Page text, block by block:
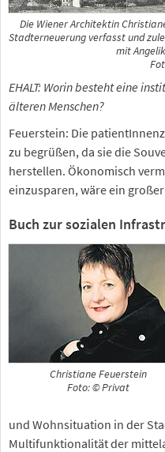
Die Wiener Architektin
Stadterneuerung verfasst und
mit
EHALT: Worin besteht eine
älteren Menschen?
Feuerstein: Die
zu begrüßen, da sie die
herstellen. Ökonomisch
einzusparen, wäre ein
Buch zur sozialen
Christiane Feuerstein
Foto: © Privat
und Wohnsituation in der
Multifunktionalität der